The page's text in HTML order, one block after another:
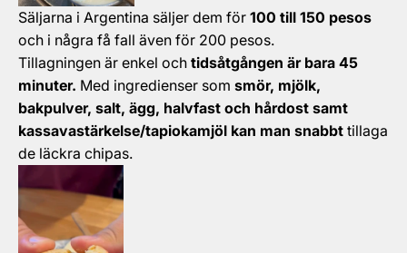
Säljarna i Argentina säljer dem för 100 till 150 pesos
och i några få fall även för 200 pesos.
Tillagningen är enkel och tidsåtgången är bara 45
minuter. Med ingredienser som smör, mjölk,
bakpulver, salt, ägg, halvfast och hårdost samt
kassavastärkelse/tapiokamjöl kan man snabbt tillaga
de läckra chipas.